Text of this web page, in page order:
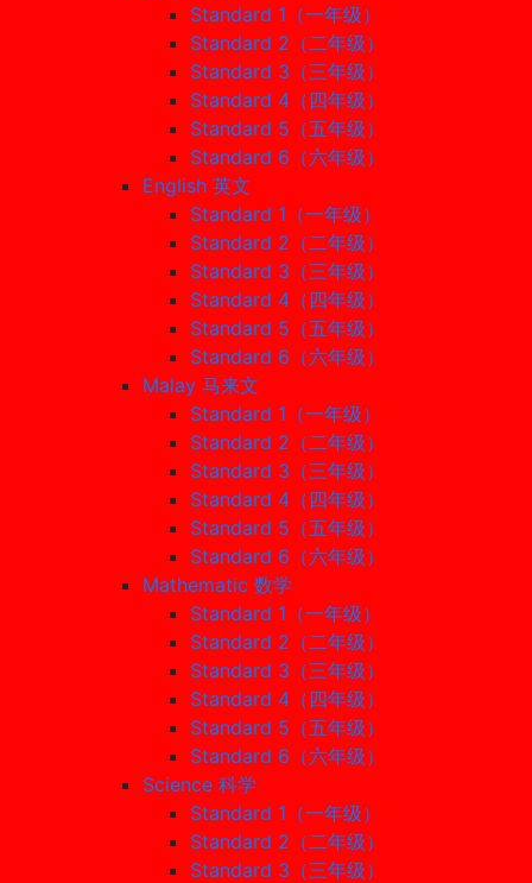
Standard 1（一年级）
Standard 2（二年级）
Standard 3（三年级）
Standard 4（四年级）
Standard 5（五年级）
Standard 6（六年级）
English 英文
Standard 1（一年级）
Standard 2（二年级）
Standard 3（三年级）
Standard 4（四年级）
Standard 5（五年级）
Standard 6（六年级）
Malay 马来文
Standard 1（一年级）
Standard 2（二年级）
Standard 3（三年级）
Standard 4（四年级）
Standard 5（五年级）
Standard 6（六年级）
Mathematic 数学
Standard 1（一年级）
Standard 2（二年级）
Standard 3（三年级）
Standard 4（四年级）
Standard 5（五年级）
Standard 6（六年级）
Science 科学
Standard 1（一年级）
Standard 2（二年级）
Standard 3（三年级）